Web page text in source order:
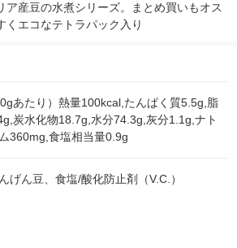
ア産豆の水煮シリーズ。まとめ買いもオス
くエコなテトラパック入り
あたり）熱量100kcal,たんぱく質5.5g,脂
炭水化物18.7g,水分74.3g,灰分1.1g,ナト
360mg,食塩相当量0.9g
げん豆、食塩/酸化防止剤（V.C.）